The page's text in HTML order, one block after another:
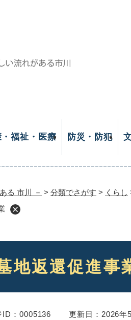
福祉・医療 防災・防犯
る 市川 － > 分類でさがす > くらし
地返還促進事
ID：0005136 更新日：2026年